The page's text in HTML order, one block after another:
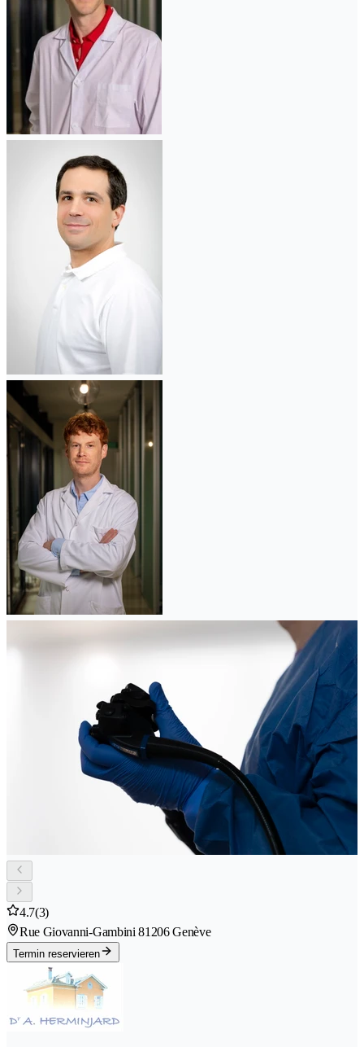
4.7(3)
Rue Giovanni-Gambini 81206 Genève
Termin reservieren